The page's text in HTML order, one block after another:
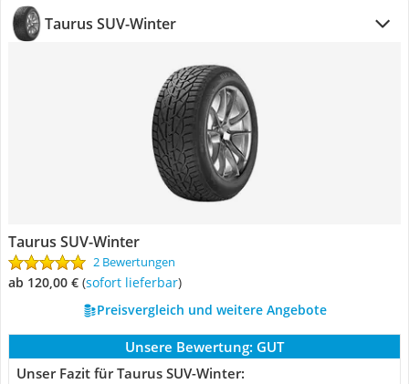
Taurus SUV-Winter
Taurus SUV-Winter
2 Bewertungen
ab 120,00 € ( Sofort lieferbar)
Preisvergleich und weitere Angebote
Unsere Bewertung: GUT
Unser Fazit für Taurus SUV-Winter: